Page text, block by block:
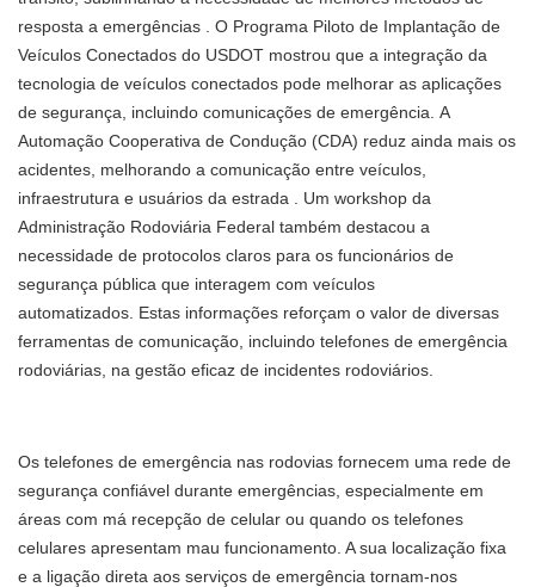
resposta a emergências
O Programa Piloto de Implantação de
Veículos Conectados do USDOT mostrou que a integração da
tecnologia de veículos conectados pode melhorar as aplicações
de segurança, incluindo comunicações de emergência. A
Automação Cooperativa de Condução (CDA) reduz ainda mais os
acidentes, melhorando a comunicação entre veículos,
infraestrutura e usuários da estrada
Um workshop da
Administração Rodoviária Federal também destacou a
necessidade de protocolos claros para os funcionários de
segurança pública que interagem com veículos
automatizados. Estas informações reforçam o valor de diversas
ferramentas de comunicação, incluindo telefones de emergência
rodoviárias, na gestão eficaz de incidentes rodoviários.
Os telefones de emergência nas rodovias fornecem uma rede de
segurança confiável durante emergências, especialmente em
áreas com má recepção de celular ou quando os telefones
celulares apresentam mau funcionamento. A sua localização fixa
e a ligação direta aos serviços de emergência tornam-nos